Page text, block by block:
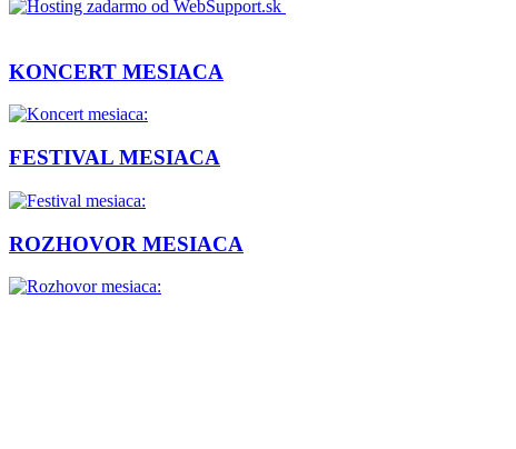
KONCERT MESIACA
FESTIVAL MESIACA
ROZHOVOR MESIACA